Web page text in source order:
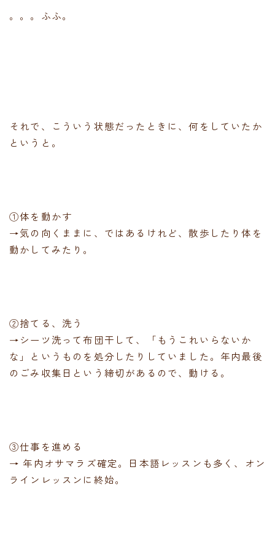
。。。ふふ。
それで、こういう状態だったときに、何をしていたか
というと。
①体を動かす
→気の向くままに、ではあるけれど、散歩したり体を
動かしてみたり。
②捨てる、洗う
→シーツ洗って布団干して、「もうこれいらないか
な」というものを処分したりしていました。年内最後
のごみ収集日という締切があるので、動ける。
③仕事を進める
→ 年内オサマラズ確定。日本語レッスンも多く、オン
ラインレッスンに終始。